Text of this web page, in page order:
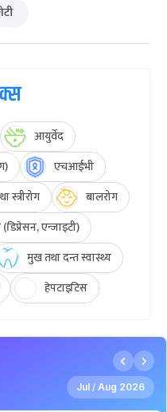
आयुर्वेद
एचआईभी
स्त्रीरोग
बालरोग
एन्जाइटी)
मुख तथा दन्त स्वास्थ्य
हेपटाइटिस
Jul / Aug 2026